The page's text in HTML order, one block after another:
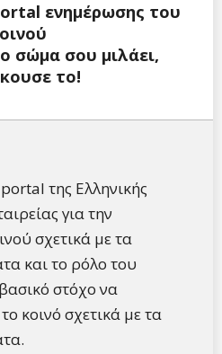
ενημέρωσης του
σώμα σου μιλάει,
το!
της Ελληνικής
για την
σχετικά με τα
και το ρόλο του
στόχο να
κοινό σχετικά με τα